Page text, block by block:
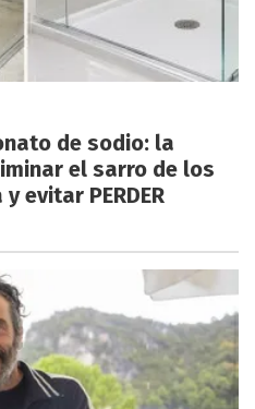
de sodio: la
el sarro de los
evitar PERDER